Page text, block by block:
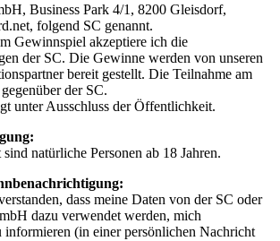
Business Park 4/1, 8200 Gleisdorf,
folgend SC genannt.
Gewinnspiel akzeptiere ich die
der SC. Die Gewinne werden von unseren
bereit gestellt. Die Teilnahme am
der SC.
unter Ausschluss der Öffentlichkeit.
natürliche Personen ab 18 Jahren.
dass meine Daten von der SC oder
dazu verwendet werden, mich
informieren (in einer persönlichen Nachricht